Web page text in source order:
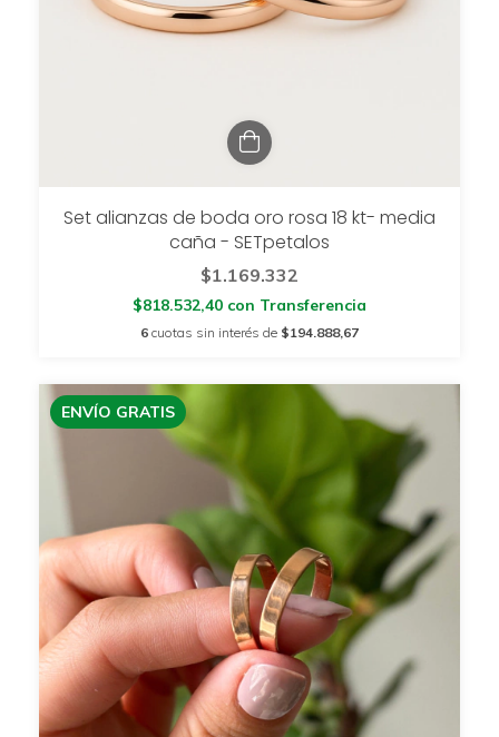
Set alianzas de boda oro rosa 18 kt- media
caña - SETpetalos
$1.169.332
$818.532,40 con Transferencia
6 cuotas sin interés de $194.888,67
ENVÍO GRATIS